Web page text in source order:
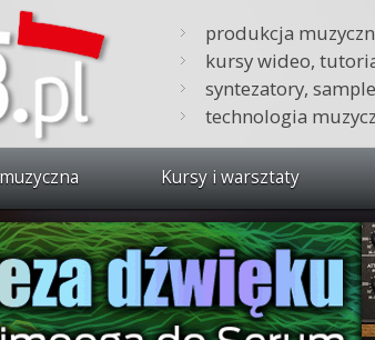
produkcja
kursy wideo,
syntezatory,
technologia
Kursy i warsztaty
Zobacz wszystkie kursy i
Synteza dźwięku 🔥
Produkcja muzyczna w